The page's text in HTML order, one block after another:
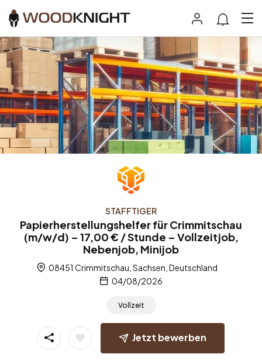
STAFFTIGER
Papierherstellungshelfer für Crimmitschau
(m/w/d) – 17,00 € / Stunde – Vollzeitjob,
Nebenjob, Minijob
08451 Crimmitschau, Sachsen, Deutschland
04/08/2026
Vollzeit
Jetzt bewerben